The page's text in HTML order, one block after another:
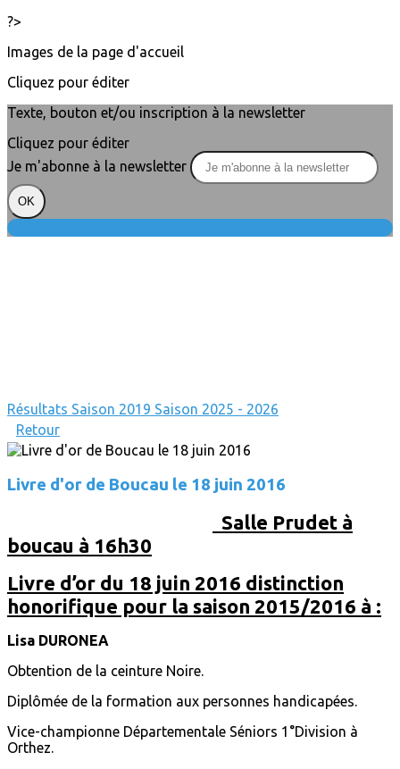
?>
Images de la page d'accueil
Cliquez pour éditer
Texte, bouton et/ou inscription à la newsletter
Cliquez pour éditer
Je m'abonne à la newsletter
OK
Résultats Saison 2019 Saison 2025 - 2026
Retour
Livre d'or de Boucau le 18 juin 2016
Salle Prudet à
boucau à 16h30
Livre d’or du 18 juin 2016 distinction
honorifique pour la saison 2015/2016 à :
Lisa DURONEA
Obtention de la ceinture Noire.
Diplômée de la formation aux personnes handicapées.
Vice-championne Départementale Séniors 1°Division à
Orthez.